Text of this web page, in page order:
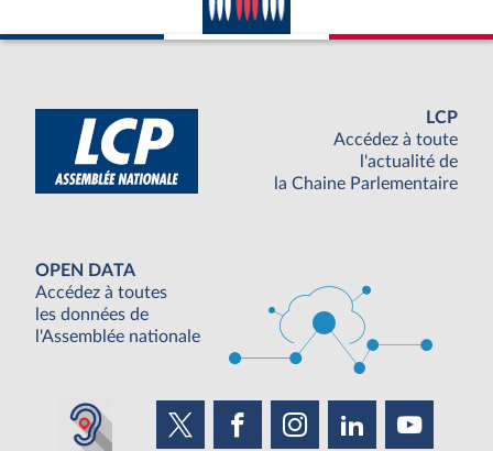
LCP
Accédez à toute
l'actualité de
la Chaine Parlementaire
OPEN DATA
Accédez à toutes
les données de
l'Assemblée nationale